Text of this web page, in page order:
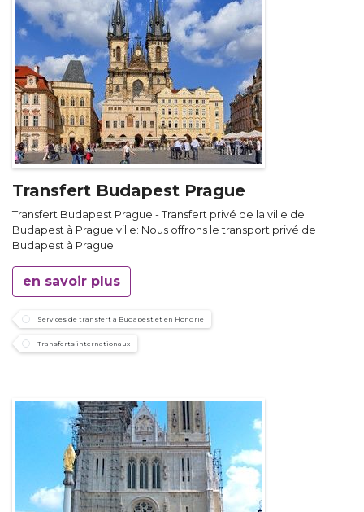
Transfert Budapest Prague
Transfert Budapest Prague - Transfert privé de la ville de
Budapest à Prague ville: Nous offrons le transport privé de
Budapest à Prague
en savoir plus
Services de transfert à Budapest et en Hongrie
Transferts internationaux